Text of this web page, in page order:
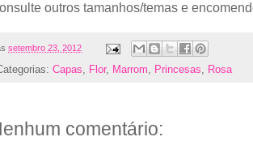
outros tamanhos/temas e
setembro 23, 2012
Capas, Flor, Marrom, Princesas, Rosa
comentário: